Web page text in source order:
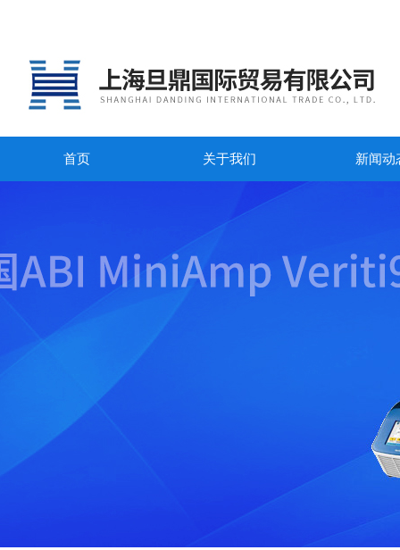
首页 关于我们 新闻动